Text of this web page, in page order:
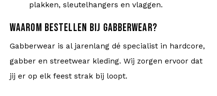
plakken, sleutelhangers en vlaggen.
WAAROM BESTELLEN BIJ GABBERWEAR?
Gabberwear is al jarenlang dé specialist in hardcore,
gabber en streetwear kleding. Wij zorgen ervoor dat
jij er op elk feest strak bij loopt.